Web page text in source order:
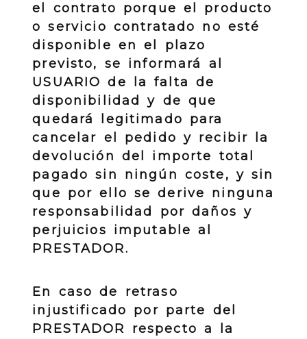
el contrato porque el producto
o servicio contratado no esté
disponible en el plazo
previsto, se informará al
USUARIO de la falta de
disponibilidad y de que
quedará legitimado para
cancelar el pedido y recibir la
devolución del importe total
pagado sin ningún coste, y sin
que por ello se derive ninguna
responsabilidad por daños y
perjuicios imputable al
PRESTADOR.
En caso de retraso
injustificado por parte del
PRESTADOR respecto a la